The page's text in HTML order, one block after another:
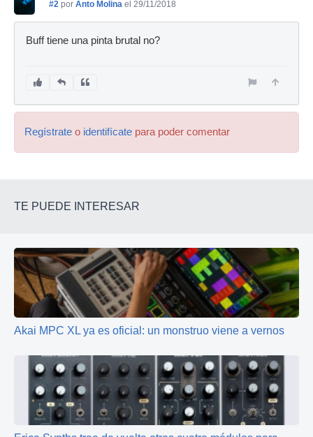
#2 por Anto Molina el 29/11/2018
Buff tiene una pinta brutal no?
Regístrate o identifícate para poder comentar
TE PUEDE INTERESAR
Akai MPC XL ya es oficial: un monstruo viene a vernos